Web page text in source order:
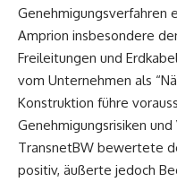
Genehmigungsverfahren
Amprion insbesondere
Freileitungen und
vom Unternehmen als
Konstruktion führe
Genehmigungsrisiken
TransnetBW bewertete
positiv, äußerte jedoch